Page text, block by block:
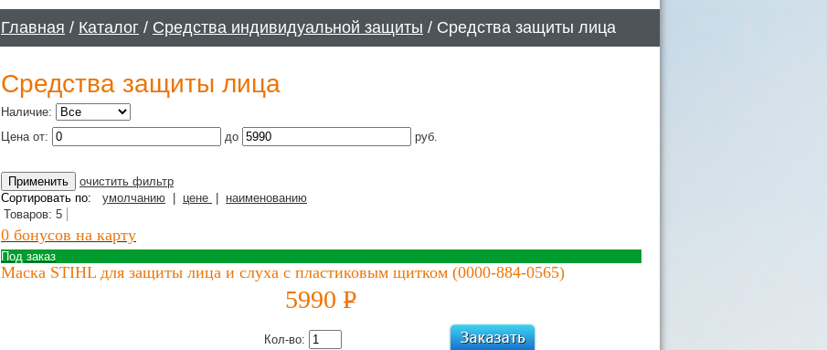
Главная / Каталог / Средства индивидуальной защиты / Средства защиты лица
Средства защиты лица
Наличие:
Цена от:
до руб.
очистить фильтр
Сортировать по:
умолчанию цене
наименованию
Товаров: 5
0 бонусов на карту
Под заказ
Маска STIHL для защиты лица и слуха с пластиковым щитком (0000-884-0565)
5990 P
Кол-во: